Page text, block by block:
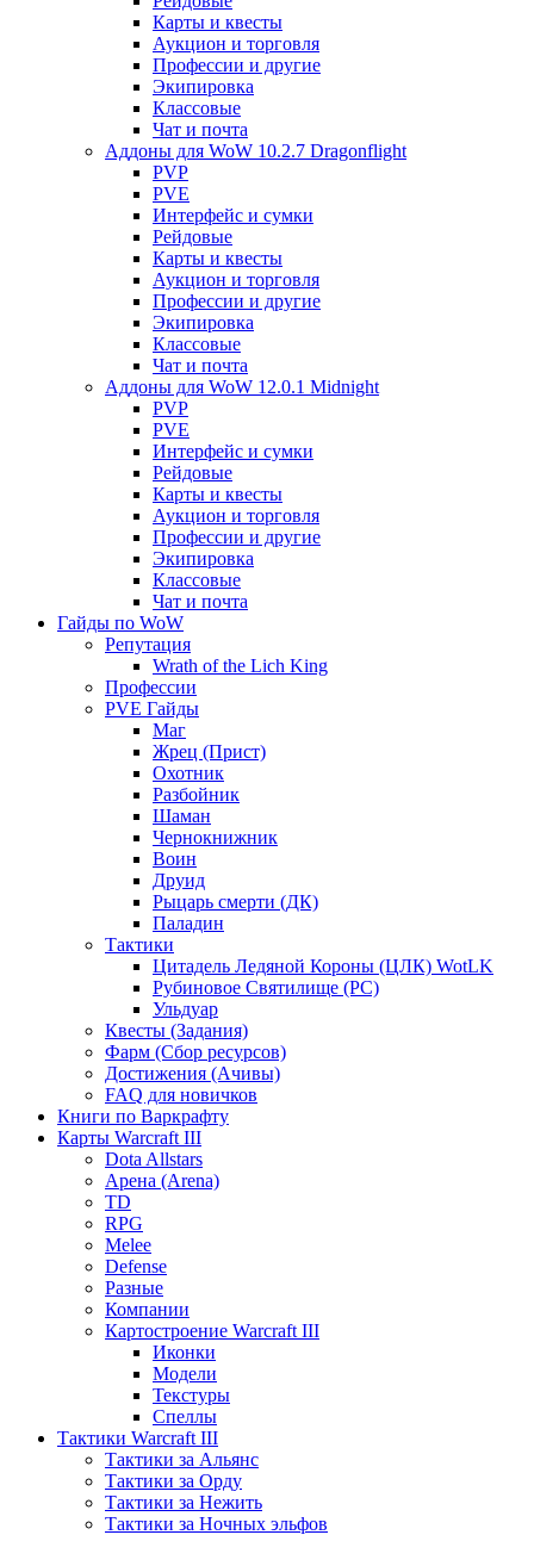
Карты и квесты
Аукцион и торговля
Профессии и другие
Экипировка
Классовые
Чат и почта
Аддоны для WoW 10.2.7 Dragonflight
PVP
PVE
Интерфейс и сумки
Рейдовые
Карты и квесты
Аукцион и торговля
Профессии и другие
Экипировка
Классовые
Чат и почта
Аддоны для WoW 12.0.1 Midnight
PVP
PVE
Интерфейс и сумки
Рейдовые
Карты и квесты
Аукцион и торговля
Профессии и другие
Экипировка
Классовые
Чат и почта
Гайды по WoW
Репутация
Wrath of the Lich King
Профессии
PVE Гайды
Маг
Жрец (Прист)
Охотник
Разбойник
Шаман
Чернокнижник
Воин
Друид
Рыцарь смерти (ДК)
Паладин
Тактики
Цитадель Ледяной Короны (ЦЛК) WotLK
Рубиновое Святилище (РС)
Ульдуар
Квесты (Задания)
Фарм (Сбор ресурсов)
Достижения (Ачивы)
FAQ для новичков
Книги по Варкрафту
Карты Warcraft III
Dota Allstars
Арена (Arena)
TD
RPG
Melee
Defense
Разные
Компании
Картостроение Warcraft III
Иконки
Модели
Текстуры
Спеллы
Тактики Warcraft III
Тактики за Альянс
Тактики за Орду
Тактики за Нежить
Тактики за Ночных эльфов